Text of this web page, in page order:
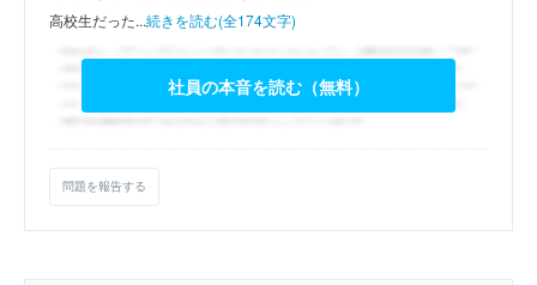
高校生だった...続きを読む(全174文字)
社員の本音を読む（無料）
問題を報告する